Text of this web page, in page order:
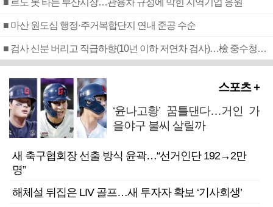
■ 르노 못 타는 부산시장…관용차 규정에 막힌 지역기업 응원
■ 마산 원도심 행정·주거복합단지 연내 준공 수순
■ 검사 신분 버리고 직급하향(10년 이하 저연차 검사)…檢 중수청행 기피
스포츠 +
‘윤나고황’ 꿈틀댄다…거인 가
을야구 불씨 살릴까
새 축구협회장 선출 방식 윤곽…“선거인단 192→2만
명”
해체설 뒤집은 LIV 골프…새 투자자 확보 ‘기사회생’